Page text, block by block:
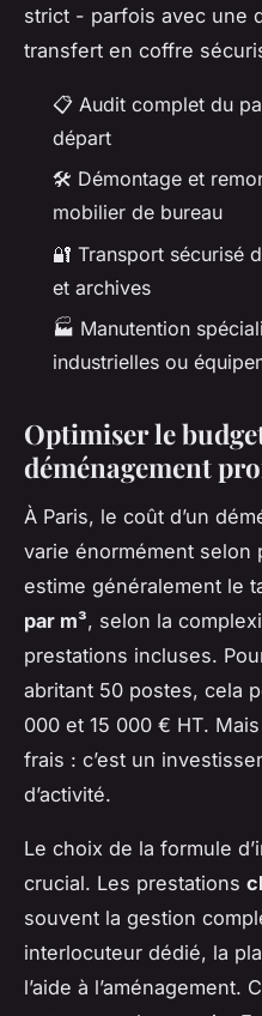
strict - parfois avec une
transfert en coffre
📋 Audit complet du
départ
🛠️ Démontage et
mobilier de bureau
🔐 Transport sécurisé
et archives
🏭 Manutention
industrielles ou
Optimiser le
déménagement
À Paris, le coût d’un
varie énormément selon
estime généralement le
par m³, selon la
prestations incluses.
abritant 50 postes, cela
000 et 15 000 € HT.
frais : c’est un
d’activité.
Le choix de la formule
crucial. Les prestations
souvent la gestion
interlocuteur dédié, la
l’aide à l’aménagement.